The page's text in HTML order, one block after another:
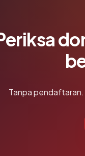
Tanpa